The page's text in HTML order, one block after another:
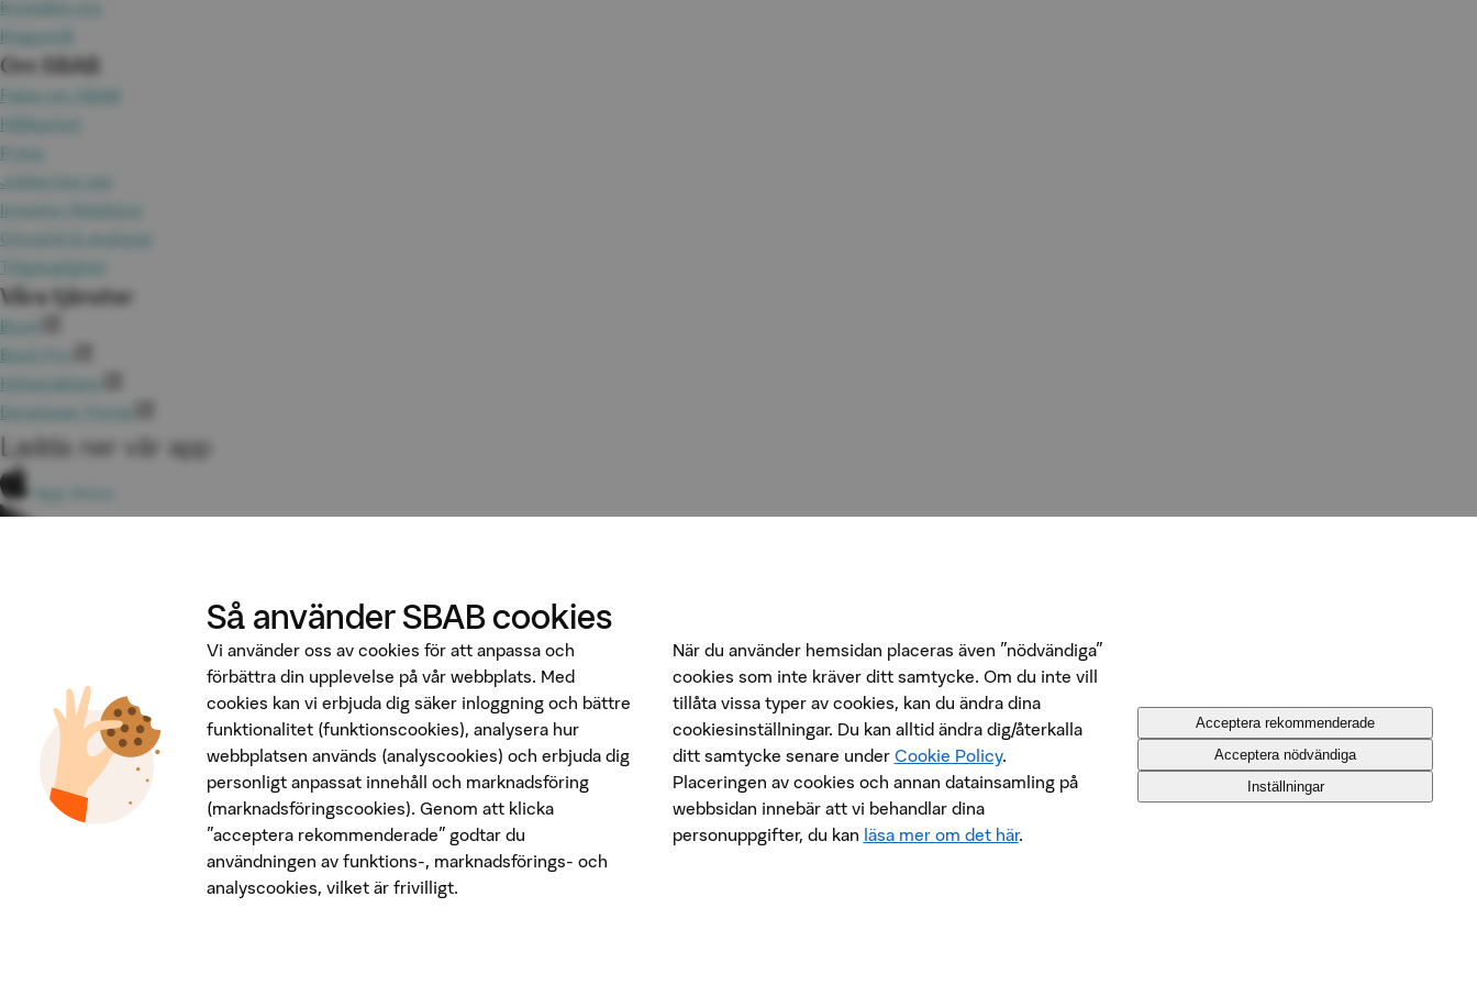
Kontakta oss
Klagomål
Om SBAB
Fakta om SBAB
Hållbarhet
Press
Jobba hos oss
Investor Relations
Omvärld & analyser
Tillgänglighet
Våra tjänster
Booli
Booli Pro
Hittamäklare
Developer Portal
Ladda ner vår app
Penningtvätt
Insättningsgarantin
Behandling av personuppgifter
Så använder SBAB cookies
Vi använder oss av cookies för att anpassa och
förbättra din upplevelse på vår webbplats. Med
cookies kan vi erbjuda dig säker inloggning och bättre
funktionalitet (funktionscookies), analysera hur
webbplatsen används (analyscookies) och erbjuda dig
personligt anpassat innehåll och marknadsföring
(marknadsföringscookies). Genom att klicka
"acceptera rekommenderade" godtar du
användningen av funktions-, marknadsförings- och
analyscookies, vilket är frivilligt.
När du använder hemsidan placeras även ”nödvändiga”
cookies som inte kräver ditt samtycke. Om du inte vill
tillåta vissa typer av cookies, kan du ändra dina
cookiesinställningar. Du kan alltid ändra dig/återkalla
ditt samtycke senare under Cookie Policy.
Placeringen av cookies och annan datainsamling på
webbsidan innebär att vi behandlar dina
personuppgifter, du kan läsa mer om det här.
Acceptera rekommenderade
Acceptera nödvändiga
Inställningar